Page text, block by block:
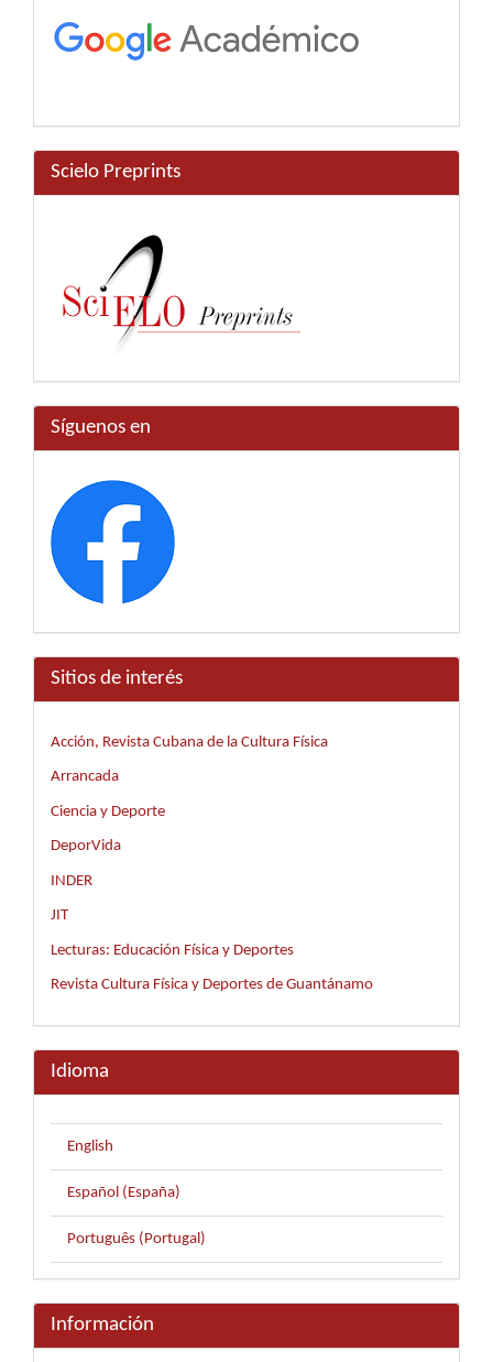
Scielo Preprints
Síguenos en
Sitios de interés
Acción, Revista Cubana de la Cultura Física
Arrancada
Ciencia y Deporte
DeporVida
INDER
JIT
Lecturas: Educación Física y Deportes
Revista Cultura Física y Deportes de Guantánamo
Idioma
English
Español (España)
Português (Portugal)
Información